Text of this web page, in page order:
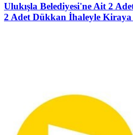
Ulukışla Belediyesi'ne Ait 2
2 Adet Dükkan İhaleyle Kiraya